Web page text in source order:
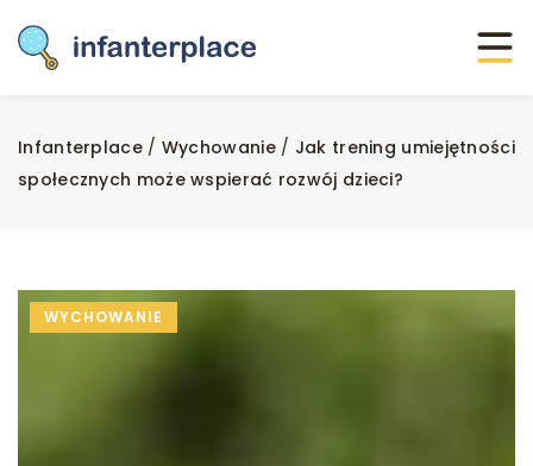
Infanterplace/ Wychowanie/ Jak trening umiejętności
społecznych może wspierać rozwój dzieci?
WYCHOWANIE